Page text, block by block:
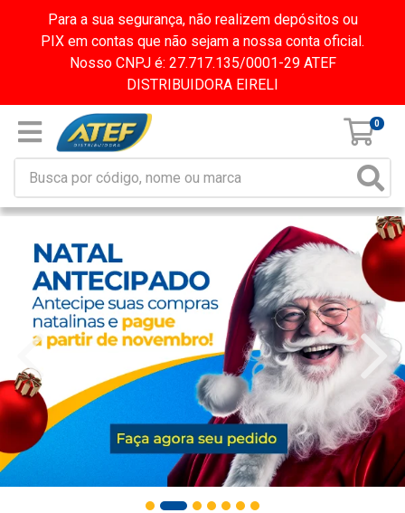
Para a sua segurança, não realizem depósitos ou
PIX em contas que não sejam a nossa conta oficial.
Nosso CNPJ é: 27.717.135/0001-29 ATEF
DISTRIBUIDORA EIRELI
0